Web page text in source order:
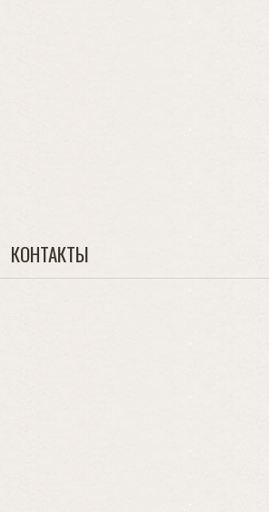
КОНТАКТЫ